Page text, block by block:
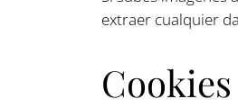
extraer cualquier
Cookies